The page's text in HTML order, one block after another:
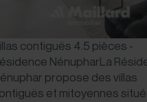
contiguës 4.5 pièces -
NénupharLa
propose des villas
et mitoyennes